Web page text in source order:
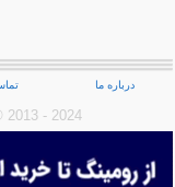
درباره ما
2013 - 2024